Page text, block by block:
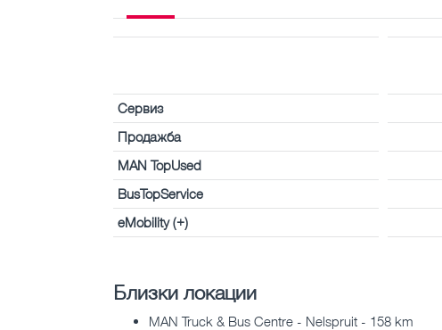
Сервиз
Продажба
MAN TopUsed
BusTopService
eMobility (+)
Близки локации
MAN Truck & Bus Centre - Nelspruit - 158 km